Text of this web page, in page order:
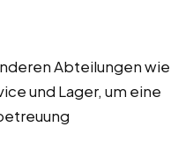
Abteilungen wie
und Lager, um eine